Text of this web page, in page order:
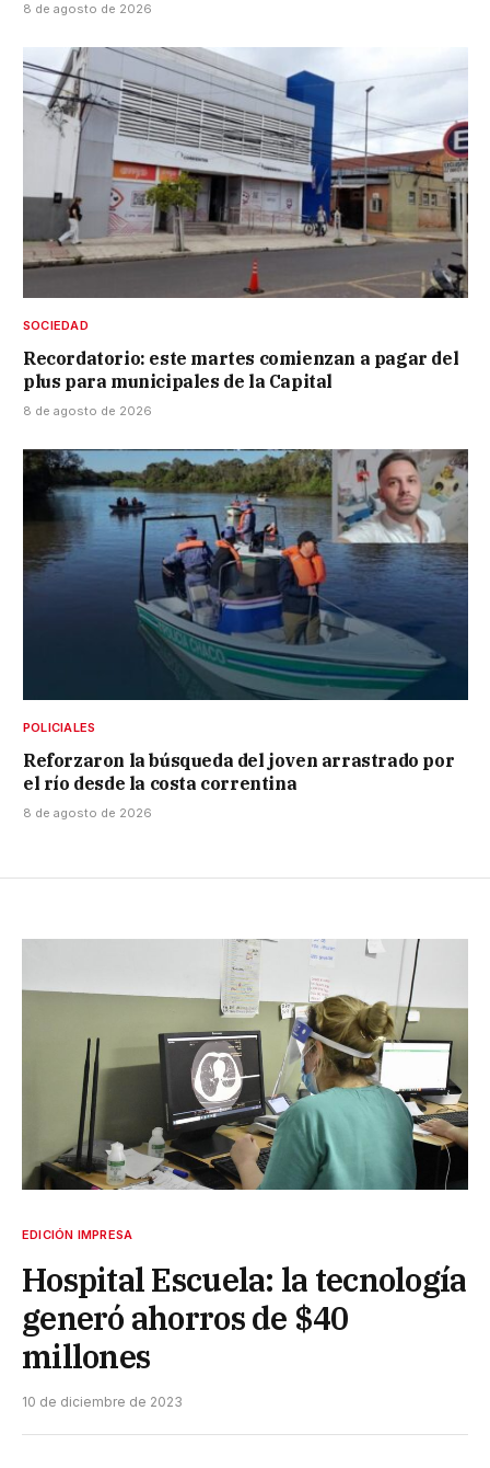
8 de agosto de 2026
SOCIEDAD
Recordatorio: este martes comienzan a pagar del
plus para municipales de la Capital
8 de agosto de 2026
POLICIALES
Reforzaron la búsqueda del joven arrastrado por
el río desde la costa correntina
8 de agosto de 2026
EDICIÓN IMPRESA
Hospital Escuela: la tecnología
generó ahorros de $40
millones
10 de diciembre de 2023